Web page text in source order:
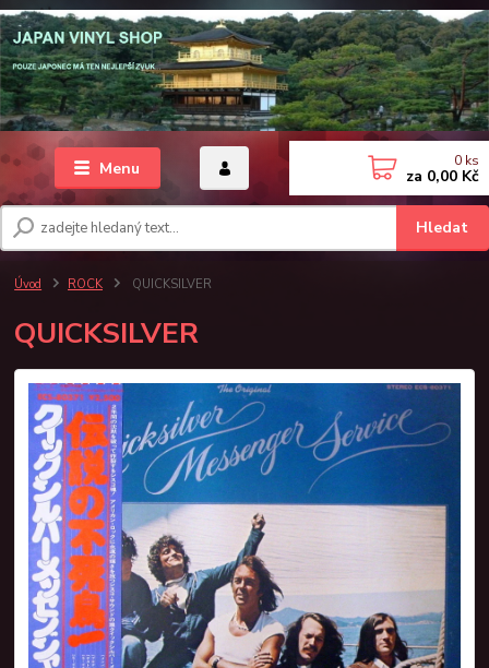
Menu
Hledat
0 ks
za 0,00 Kč
Úvod ROCK QUICKSILVER
QUICKSILVER